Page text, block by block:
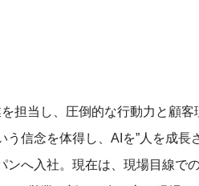
担当し、圧倒的な行動力と顧
信念を体得し、AIを”人を成長
へ入社。現在は、現場目線で